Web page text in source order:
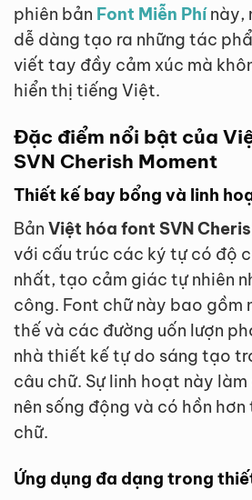
phiên bản Font Miễn Phínày,
dễ dàng tạo ra những tác
viết tay đầy cảm xúc mà
hiển thị tiếng Việt.
Đặc điểm nổi bật của
SVN Cherish Moment
Thiết kế bay bổng và linh
Bản Việt hóa font SVN
với cấu trúc các ký tự có độ
nhất, tạo cảm giác tự nhiên
công. Font chữ này bao gồm
thế và các đường uốn lượn
nhà thiết kế tự do sáng tạo
câu chữ. Sự linh hoạt này
nên sống động và có hồn
chữ.
Ứng dụng đa dạng trong